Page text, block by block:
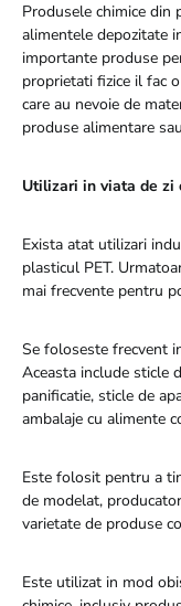
Produsele chimice din
alimentele depozitate
importante produse
proprietati fizice il fac
care au nevoie de
produse alimentare
Utilizari in viata de zi
Exista atat utilizari
plasticul PET.
mai frecvente pentru
Se foloseste frecvent
Aceasta include sticle
panificatie, sticle de
ambalaje cu alimente
Este folosit pentru a
de modelat,
varietate de produse
Este utilizat in mod